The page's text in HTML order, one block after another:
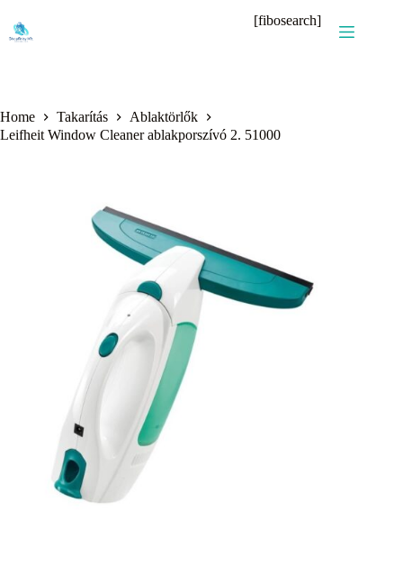
content
[fibosearch]
Home Takarítás
Ablaktörlők
Leifheit Window Cleaner ablakporszívó 2. 51000